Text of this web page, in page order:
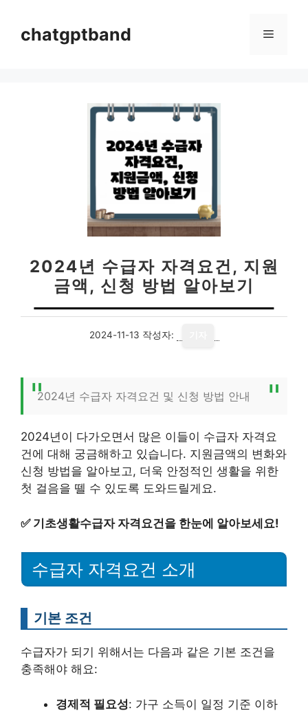
chatgptband 메
2024년 수급자 자격요건, 지원
금액, 신청 방법 알아보기
2024-11-13 작성자:
2024년 수급자 자격요건 및 신청 방법 안내
2024년이 다가오면서 많은 이들이 수급자 자격요
건에 대해 궁금해하고 있습니다. 지원금액의 변화와
신청 방법을 알아보고, 더욱 안정적인 생활을 위한
첫 걸음을 뗄 수 있도록 도와드릴게요.
✅ 기초생활수급자 자격요건을 한눈에 알아보세요!
수급자 자격요건 소개
기본 조건
수급자가 되기 위해서는 다음과 같은 기본 조건을
충족해야 해요:
경제적 필요성: 가구 소득이 일정 기준 이하